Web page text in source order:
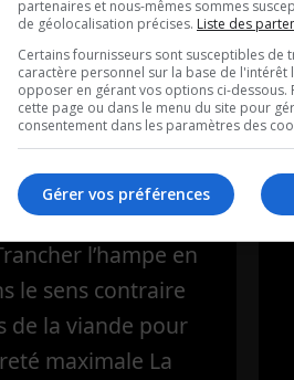
de Frédéric
La recette de la
de bœuf
vin rougePour la
l’hampe en
le sens contraire
de la viande pour
maximale La
partenaires et nous-mêmes sommes
de géolocalisation précises. Liste des
Certains fournisseurs sont susceptibles de
caractère personnel sur la base de l'intérêt
opposer en gérant vos options ci-dessous.
cette page ou dans le menu du site pour
consentement dans les paramètres des
Gérer vos préférences